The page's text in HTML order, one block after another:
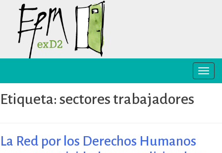
content
Derechos Humanos exD2 (EPM
ex-D2) es un sitio recuperado para
preservación y difusión de la
promoción de los derechos
Toggle
Etiqueta: sectores trabajadores
La Red por los Derechos Humanos